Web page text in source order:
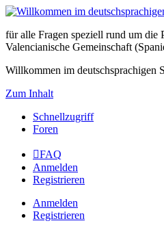
für alle Fragen speziell rund um die
Valencianische Gemeinschaft
Willkommen im deutschsprachigen
Zum Inhalt
Schnellzugriff
Foren
FAQ
Anmelden
Registrieren
Anmelden
Registrieren